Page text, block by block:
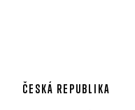
ČESKÁ REPUBLIKA